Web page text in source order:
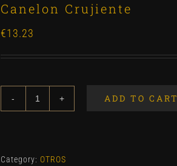
Canelon Crujiente
€13.23
ADD TO CART
Category: OTROS